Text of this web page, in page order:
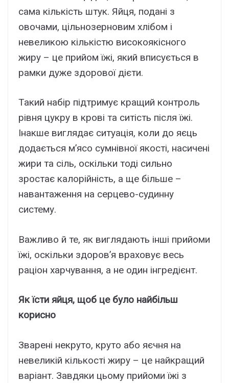
сама кількість штук. Яйця, подані з
овочами, цільнозерновим хлібом і
невеликою кількістю високоякісного
жиру – це прийом їжі, який вписується в
рамки дуже здорової дієти.
Такий набір підтримує кращий контроль
рівня цукру в крові та ситість після їжі.
Інакше виглядає ситуація, коли до яєць
додається м’ясо сумнівної якості, насичені
жири та сіль, оскільки тоді сильно
зростає калорійність, а ще більше –
навантаження на серцево-судинну
систему.
Важливо й те, як виглядають інші прийоми
їжі, оскільки здоров’я враховує весь
раціон харчування, а не один інгредієнт.
Як їсти яйця, щоб це було найбільш
корисно
Зварені некруто, круто або яєчня на
невеликій кількості жиру – це найкращий
варіант. Завдяки цьому прийоми їжі з